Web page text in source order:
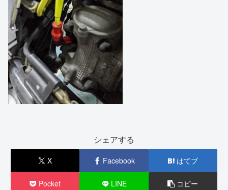
シェアする
X Facebook はてブ
Pocket LINE コピー